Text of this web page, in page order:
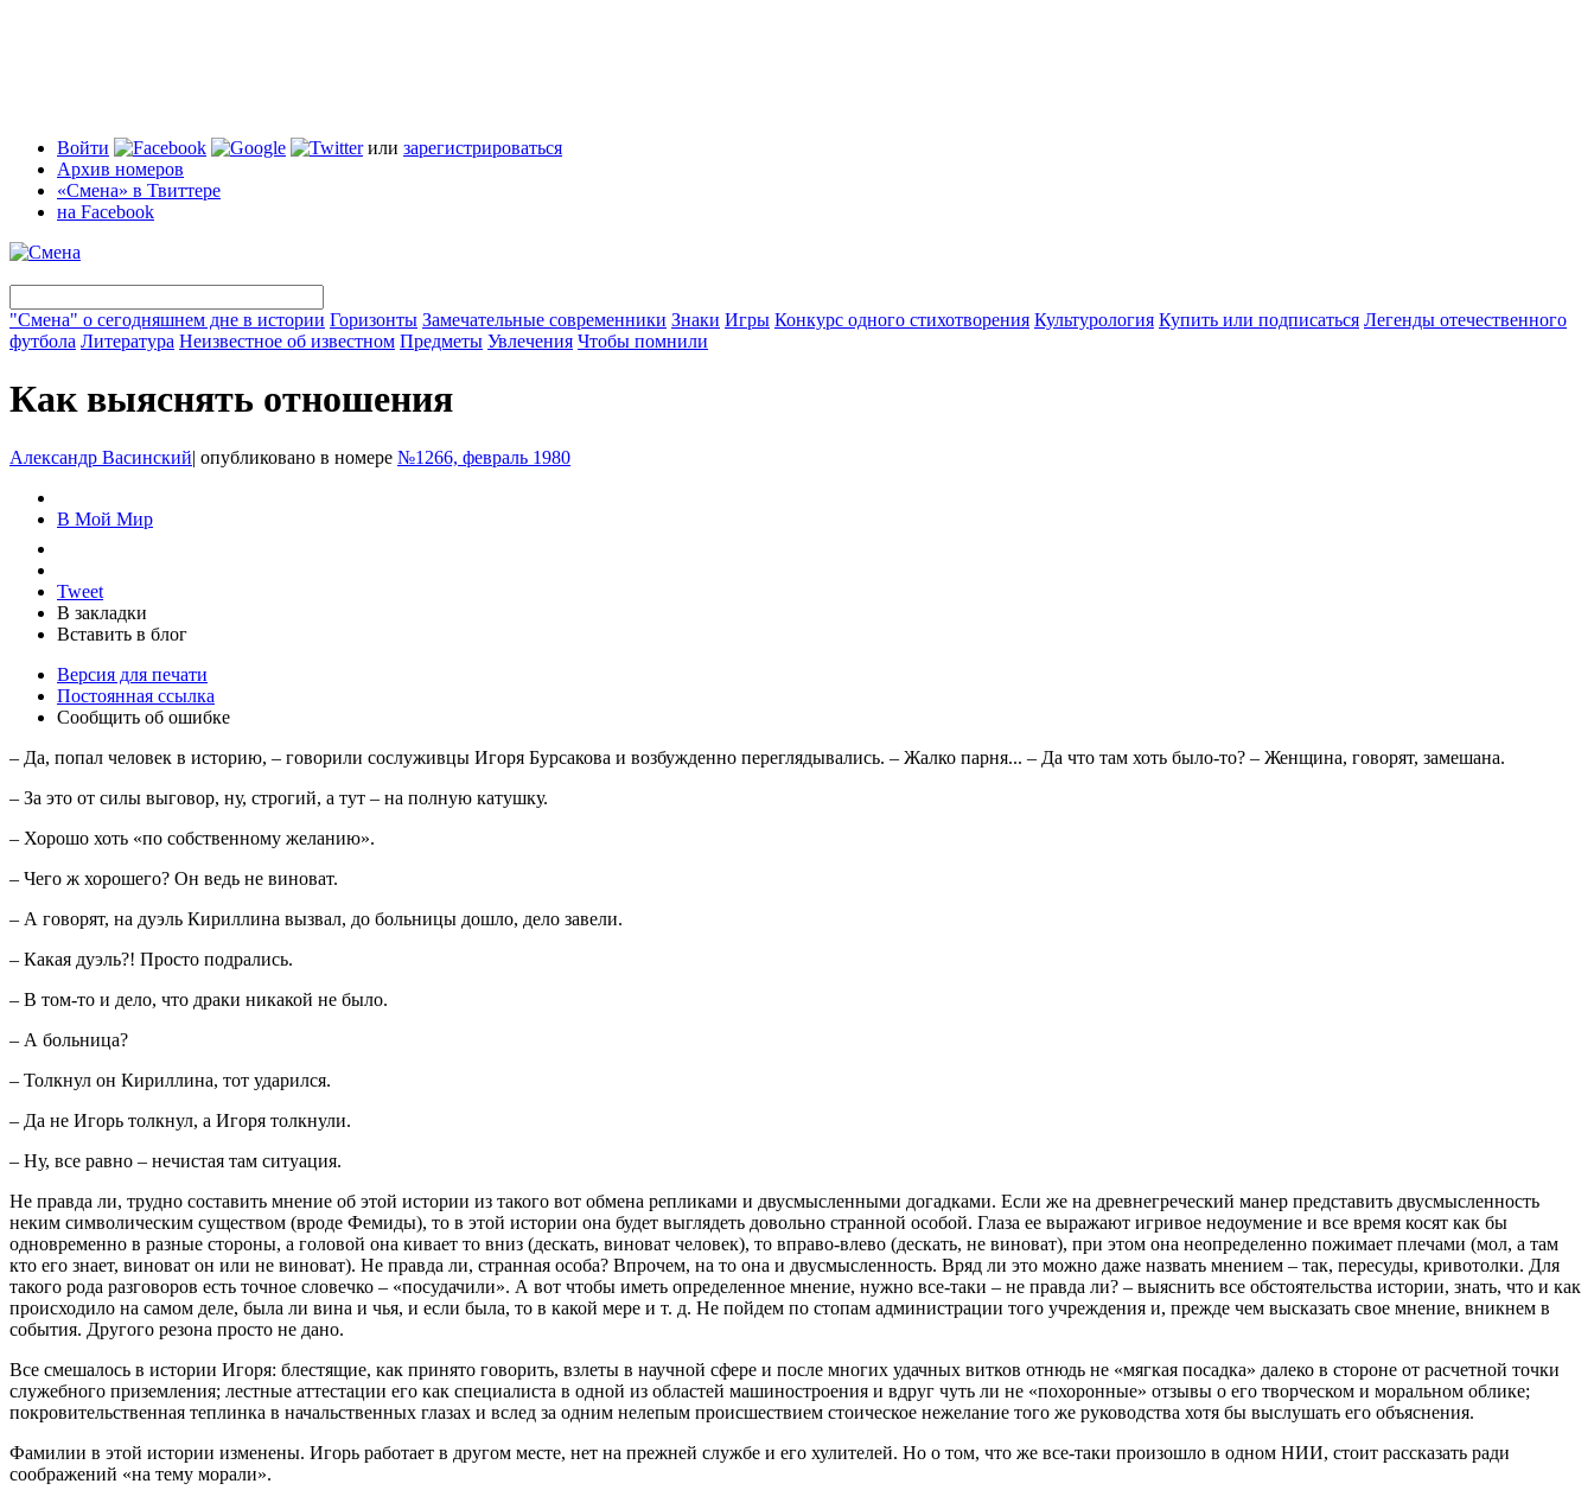
Войти или зарегистрироваться
Архив номеров
«Смена» в Твиттере
на Facebook
"Смена" о сегодняшнем дне в истории Горизонты Замечательные современники Знаки Игры Конкурс одного стихотворения Культурология Купить или подписаться Легенды отечественного
футбола Литература Неизвестное об известном Предметы Увлечения Чтобы помнили
Как выяснять отношения
Александр Васинский| опубликовано в номере №1266, февраль 1980
В Мой Мир
Tweet
В закладки
Вставить в блог
Версия для печати
Постоянная ссылка
Сообщить об ошибке
– Да, попал человек в историю, – говорили сослуживцы Игоря Бурсакова и возбужденно переглядывались. – Жалко парня... – Да что там хоть было-то? – Женщина, говорят, замешана.
– За это от силы выговор, ну, строгий, а тут – на полную катушку.
– Хорошо хоть «по собственному желанию».
– Чего ж хорошего? Он ведь не виноват.
– А говорят, на дуэль Кириллина вызвал, до больницы дошло, дело завели.
– Какая дуэль?! Просто подрались.
– В том-то и дело, что драки никакой не было.
– А больница?
– Толкнул он Кириллина, тот ударился.
– Да не Игорь толкнул, а Игоря толкнули.
– Ну, все равно – нечистая там ситуация.
Не правда ли, трудно составить мнение об этой истории из такого вот обмена репликами и двусмысленными догадками. Если же на древнегреческий манер представить двусмысленность
неким символическим существом (вроде Фемиды), то в этой истории она будет выглядеть довольно странной особой. Глаза ее выражают игривое недоумение и все время косят как бы
одновременно в разные стороны, а головой она кивает то вниз (дескать, виноват человек), то вправо-влево (дескать, не виноват), при этом она неопределенно пожимает плечами (мол, а там
кто его знает, виноват он или не виноват). Не правда ли, странная особа? Впрочем, на то она и двусмысленность. Вряд ли это можно даже назвать мнением – так, пересуды, кривотолки. Для
такого рода разговоров есть точное словечко – «посудачили». А вот чтобы иметь определенное мнение, нужно все-таки – не правда ли? – выяснить все обстоятельства истории, знать, что и как
происходило на самом деле, была ли вина и чья, и если была, то в какой мере и т. д. Не пойдем по стопам администрации того учреждения и, прежде чем высказать свое мнение, вникнем в
события. Другого резона просто не дано.
Все смешалось в истории Игоря: блестящие, как принято говорить, взлеты в научной сфере и после многих удачных витков отнюдь не «мягкая посадка» далеко в стороне от расчетной точки
служебного приземления; лестные аттестации его как специалиста в одной из областей машиностроения и вдруг чуть ли не «похоронные» отзывы о его творческом и моральном облике;
покровительственная теплинка в начальственных глазах и вслед за одним нелепым происшествием стоическое нежелание того же руководства хотя бы выслушать его объяснения.
Фамилии в этой истории изменены. Игорь работает в другом месте, нет на прежней службе и его хулителей. Но о том, что же все-таки произошло в одном НИИ, стоит рассказать ради
соображений «на тему морали».